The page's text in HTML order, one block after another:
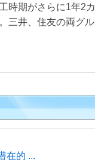
時期がさらに1年2カ
三井、住友の両グル
在的 ...